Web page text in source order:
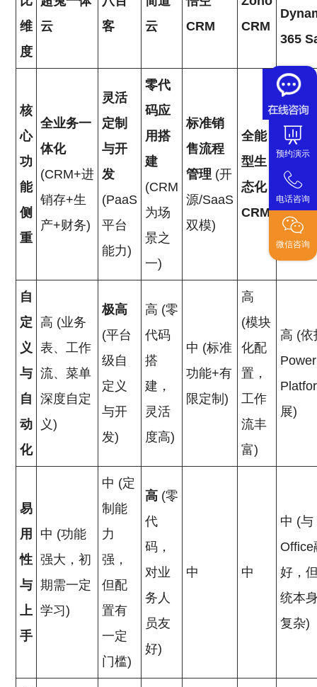
预约演示
电话咨询
微信咨询
维
度
云
客
云
CRM
CRM
365
核
心
功
能
侧
重
全业务一
体化
(CRM+进
销存+生
产+财务)
灵活
定制
与开
发
(PaaS
平台
能力)
零代
码应
用搭
建
(CRM
为场
景之
一)
标准销
售流程
管理 (开
源/SaaS
双模)
全能
型生
态化
CRM
企业
售与
合
自
定
义
与
自
动
化
高 (业务
表、工作
流、菜单
深度自定
义)
极高
(平台
级自
定义
与开
发)
高 (零
代码
搭
建，
灵活
度高)
中 (标准
功能+有
限定制)
高
(模块
化配
置，
工作
流丰
富)
高 (依
Power
展)
易
用
性
与
上
手
中 (功能
强大，初
期需一定
学习)
中 (定
制能
力
强，
但配
置有
一定
门槛)
高 (零
代
码，
对业
务人
员友
好)
中 中
中 (与
Office
好，
统本
复杂)